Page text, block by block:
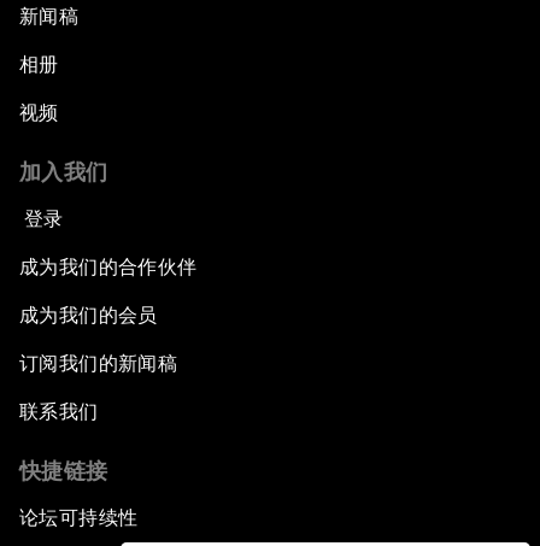
新闻稿
相册
视频
加入我们
登录
成为我们的合作伙伴
成为我们的会员
订阅我们的新闻稿
联系我们
快捷链接
论坛可持续性